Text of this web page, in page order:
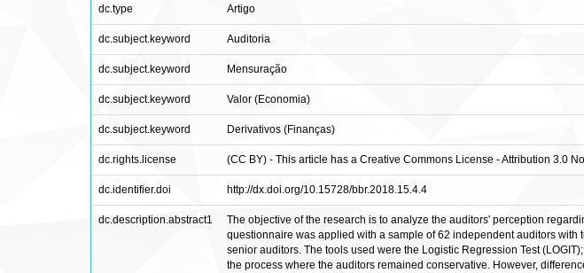
dc.type Artigo
dc.subject.keyword Auditoria
dc.subject.keyword Mensuração
dc.subject.keyword Valor (Economia)
dc.subject.keyword Derivativos (Finanças)
dc.rights.license (CC BY) - This article has a Creative Commons License - Attribution 3.0
dc.identifier.doi http://dx.doi.org/10.15728/bbr.2018.15.4.4
dc.description.abstract1
The objective of the research is to analyze the auditors' perception
questionnaire was applied with a sample of 62 independent auditors
senior auditors. The tools used were the Logistic Regression Test
the process where the auditors remained conservative. However,